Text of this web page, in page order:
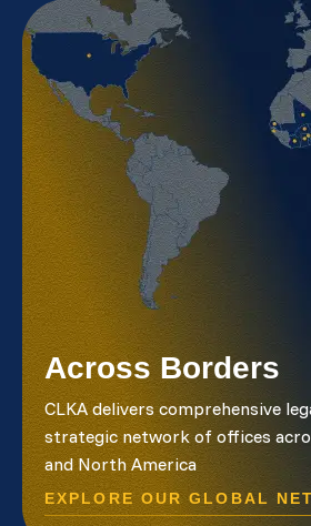
Across Borders
CLKA delivers comprehensive
strategic network of offices
and North America
EXPLORE OUR GLOBAL